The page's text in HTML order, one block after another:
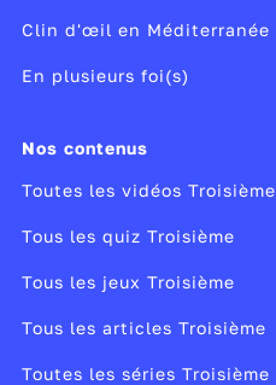
Clin d'œil en Méditerranée
En plusieurs foi(s)
Nos contenus
Toutes les vidéos Troisième
Tous les quiz Troisième
Tous les jeux Troisième
Tous les articles Troisième
Toutes les séries Troisième